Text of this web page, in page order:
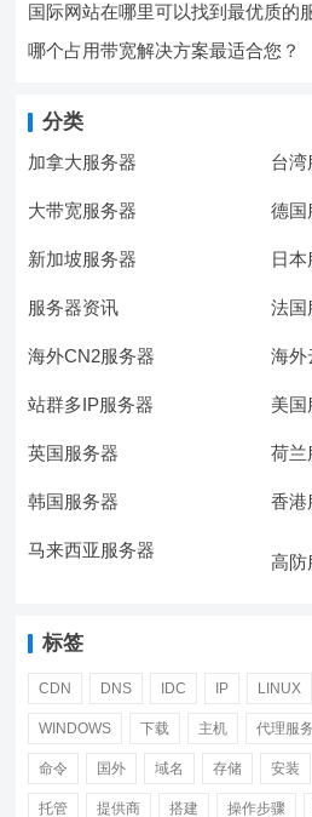
国际网站在哪里可以找到最优质的
哪个占用带宽解决方案最适合您？
分类
加拿大服务器 台湾
大带宽服务器 德国
新加坡服务器 日本
服务器资讯 法国
海外CN2服务器 海外
站群多IP服务器 美国
英国服务器 荷兰
韩国服务器 香港
马来西亚服务器
高防
标签
CDN DNS IDC IP LINUX
WINDOWS 下载 主机 代理服
命令 国外 域名 存储 安装
托管 提供商 搭建 操作步骤